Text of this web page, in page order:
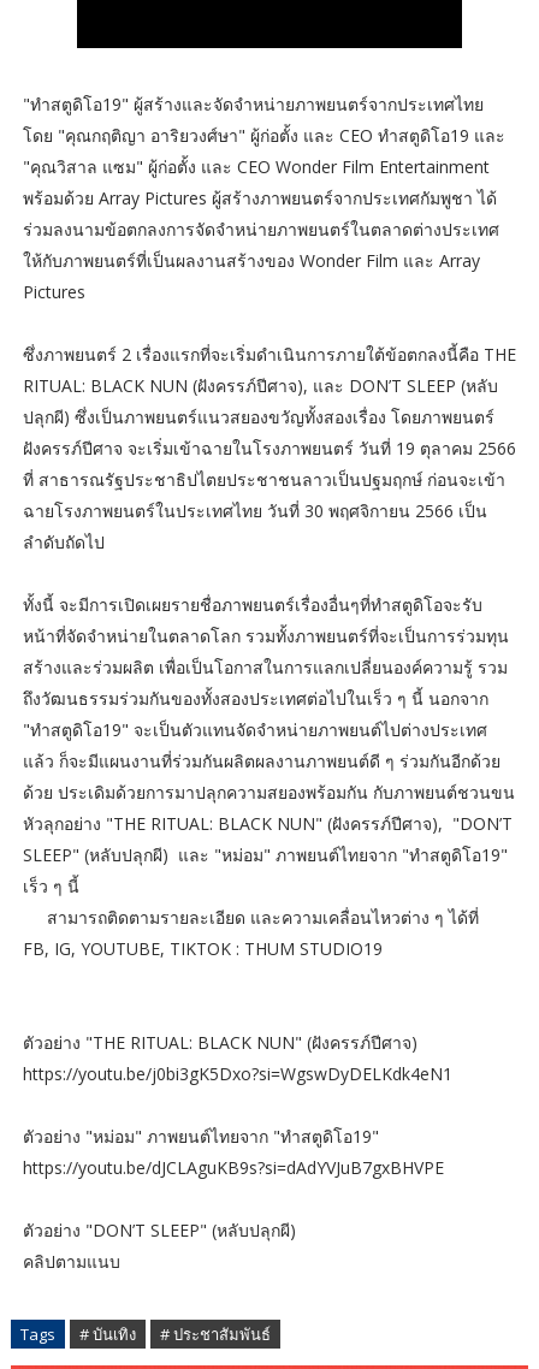
"ทำสตูดิโอ19" ผู้สร้างและจัดจำหน่ายภาพยนตร์จากประเทศไทย
โดย​ "คุณกฤติญา อาริยวงศ์ษา" ผู้ก่อตั้ง และ CEO ทำสตูดิโอ19 และ
"คุณวิสาล แซม" ผู้ก่อตั้ง และ CEO Wonder Film Entertainment
พร้อมด้วย Array Pictures ผู้สร้างภาพยนตร์จากประเทศกัมพูชา ได้
ร่วมลงนามข้อตกลงการจัดจำหน่ายภาพยนตร์ในตลาดต่างประเทศ
ให้กับภาพยนตร์ที่เป็นผลงานสร้างของ Wonder Film และ Array
Pictures
ซึ่งภาพยนตร์ 2 เรื่องแรกที่จะเริ่มดำเนินการภายใต้ข้อตกลงนี้คือ THE
RITUAL: BLACK NUN (ฝังครรภ์ปีศาจ), และ DON’T SLEEP (หลับ
ปลุกผี) ซึ่งเป็นภาพยนตร์แนวสยองขวัญทั้งสองเรื่อง โดยภาพยนตร์
ฝังครรภ์ปีศาจ จะเริ่มเข้าฉายในโรงภาพยนตร์ วันที่ 19 ตุลาคม 2566
ที่ สาธารณรัฐประชาธิปไตยประชาชนลาวเป็นปฐมฤกษ์ ก่อนจะเข้า
ฉายโรงภาพยนตร์ในประเทศไทย วันที่ 30 พฤศจิกายน 2566 เป็น
ลำดับถัดไป
ทั้งนี้ จะมีการเปิดเผยรายชื่อภาพยนตร์เรื่องอื่นๆที่ทำสตูดิโอจะรับ
หน้าที่จัดจำหน่ายในตลาดโลก รวมทั้งภาพยนตร์ที่จะเป็นการร่วมทุน
สร้างและร่วมผลิต เพื่อเป็นโอกาสในการแลกเปลี่ยนองค์ความรู้ รวม
ถึงวัฒนธรรมร่วมกันของทั้งสองประเทศต่อไปในเร็ว​ ๆ​ นี้​ นอกจาก
"ทำสตูดิโอ19" จะเป็นตัวแทนจัดจำหน่ายภาพยนต์ไปต่างประเทศ
แล้ว​ ก็จะมีแผนงานที่ร่วมกันผลิตผลงานภาพยนต์ดี ๆ​ ร่วมกันอีกด้วย
ด้วย​ ประเดิมด้วยการมาปลุกความสยองพร้อมกัน​ กับภาพยนต์ชวนขน
หัวลุกอย่าง​ "THE RITUAL: BLACK NUN" (ฝังครรภ์ปีศาจ), "DON’T
SLEEP" (หลับปลุกผี) และ​ "หม่อม" ภาพยนต์ไทยจาก "ทำสตูดิโอ19"
เร็ว​ ๆ​ นี้
สามารถติดตามรายละเอียด​ และความเคลื่อนไหวต่าง​ ๆ​ ได้ที่
FB, IG, YOUTUBE, TIKTOK​ : THUM​ STUDIO19
ตัวอย่าง​ "THE RITUAL: BLACK NUN" (ฝังครรภ์ปีศาจ)
https://youtu.be/j0bi3gK5Dxo?si=WgswDyDELKdk4eN1
ตัวอย่าง​ "หม่อม" ภาพยนต์ไทยจาก "ทำสตูดิโอ19"
https://youtu.be/dJCLAguKB9s?si=dAdYVJuB7gxBHVPE
ตัวอย่าง​ "DON’T SLEEP" (หลับปลุกผี)
คลิปตามแนบ
Tags # บันเทิง # ประชาสัมพันธ์